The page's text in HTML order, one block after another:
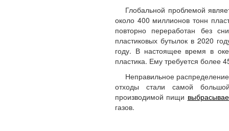
Глобальной проблемой
около 400 миллионов тонн
повторно переработан без
пластиковых бутылок в 2020
году. В настоящее время в
пластика. Ему требуется более
Неправильное
отходы стали самой
производимой пищи
газов.